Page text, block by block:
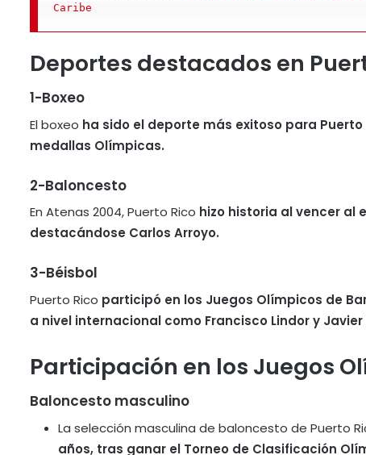
Caribe
Deportes destacados en
1-Boxeo
El boxeo ha sido el deporte más exitoso para
medallas Olímpicas.
2-Baloncesto
En Atenas 2004, Puerto Rico hizo historia al vencer al
destacándose Carlos Arroyo.
3-Béisbol
Puerto Rico participó en los Juegos Olímpicos de
a nivel internacional como Francisco Lindor y Javier
Participación en los Juegos
Baloncesto masculino
La selección masculina de baloncesto de Puerto
años, tras ganar el Torneo de Clasificación